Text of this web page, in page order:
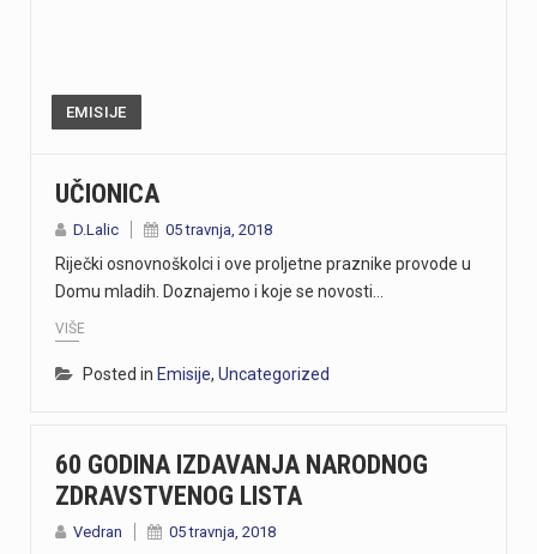
EMISIJE
UČIONICA
D.Lalic 05 travnja, 2018
Riječki osnovnoškolci i ove proljetne praznike provode u
Domu mladih. Doznajemo i koje se novosti…
VIŠE
Posted in Emisije, Uncategorized
60 GODINA IZDAVANJA NARODNOG
ZDRAVSTVENOG LISTA
Vedran 05 travnja, 2018